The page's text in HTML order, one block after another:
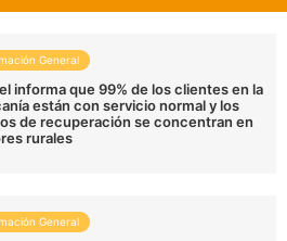
General
informa que 99% de los clientes en la
están con servicio normal y los
de recuperación se concentran en
rurales
General